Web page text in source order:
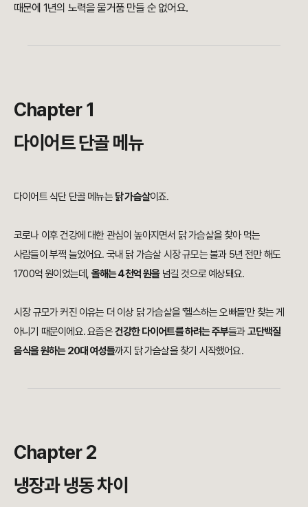
때문에 1년의 노력을 물거품 만들 순 없어요.
Chapter 1
다이어트 단골 메뉴
다이어트 식단 단골 메뉴는 닭 가슴살이죠.
코로나 이후 건강에 대한 관심이 높아지면서 닭 가슴살을 찾아 먹는
사람들이 부쩍 늘었어요. 국내 닭 가슴살 시장 규모는 불과 5년 전만 해도
1700억 원이었는데, 올해는 4천억 원을넘길 것으로 예상돼요.
시장 규모가 커진 이유는 더 이상 닭 가슴살을 '헬스하는 오빠들'만 찾는 게
아니기 때문이에요. 요즘은건강한 다이어트를 하려는 주부들과고단백질
음식을 원하는 20대 여성들까지 닭 가슴살을 찾기 시작했어요.
Chapter 2
냉장과 냉동 차이